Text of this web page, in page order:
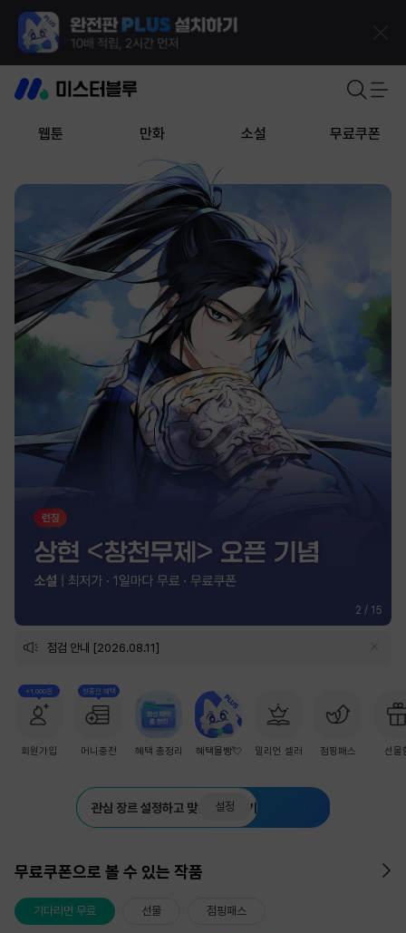
웹툰 만화 소설 무료쿠폰
2 / 15
점검 안내 [2026.08.11]
+1,000원
회원가입
첫충전 혜택
머니충전 혜택 총정리 혜택몰빵💘 밀리언 셀러 점핑패스 선물
관심 장르 설정하고 맞춤 추천 받기
설정
무료쿠폰으로 볼 수 있는 작품
기다리면 무료 선물 점핑패스